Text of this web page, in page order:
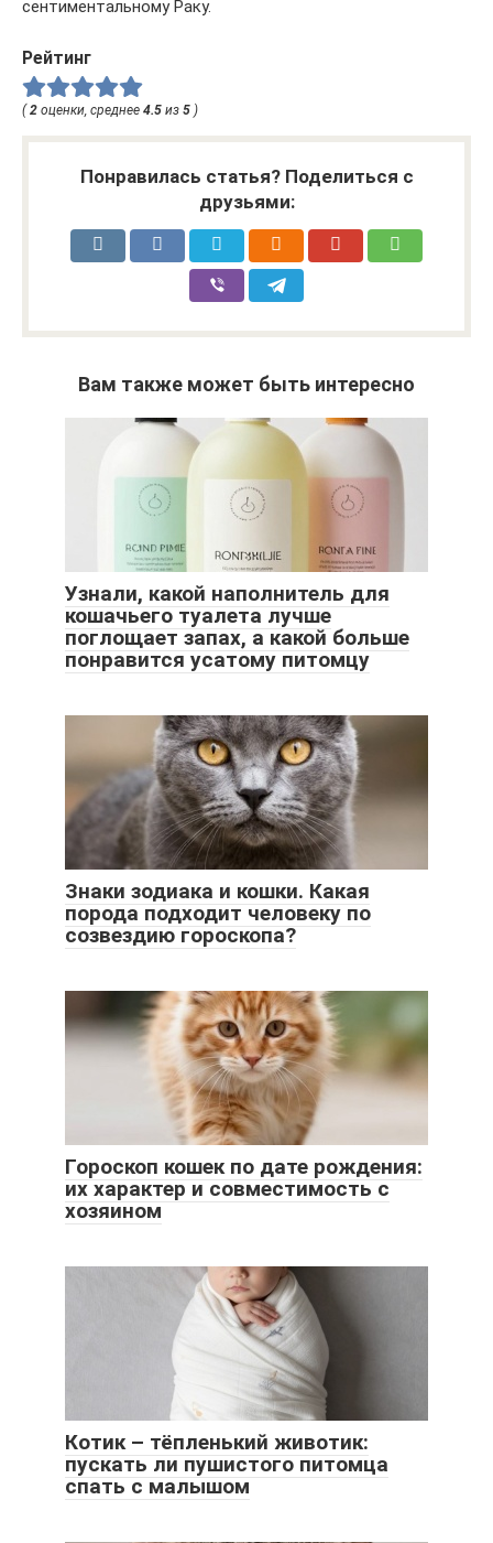
сентиментальному Раку.
Рейтинг
(2 оценки, среднее 4.5 из 5 )
Понравилась статья? Поделиться с
друзьями:
Вам также может быть интересно
Узнали, какой наполнитель для
кошачьего туалета лучше
поглощает запах, а какой больше
понравится усатому питомцу
Знаки зодиака и кошки. Какая
порода подходит человеку по
созвездию гороскопа?
Гороскоп кошек по дате рождения:
их характер и совместимость с
хозяином
Котик – тёпленький животик:
пускать ли пушистого питомца
спать с малышом